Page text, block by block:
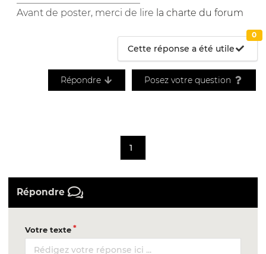
Avant de poster, merci de lire la charte du forum
Cette réponse a été utile
0
Répondre Posez votre question
1
Répondre
Votre texte